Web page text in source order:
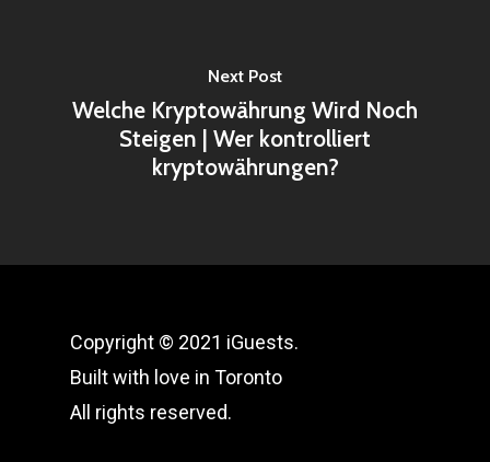
Next Post
Welche Kryptowährung Wird Noch
Steigen | Wer kontrolliert
kryptowährungen?
Copyright © 2021 iGuests.
Built with love in Toronto
All rights reserved.